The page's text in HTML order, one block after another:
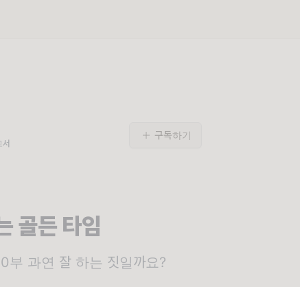
구독하기
골든 타임
부 과연 잘 하는 짓일까요?